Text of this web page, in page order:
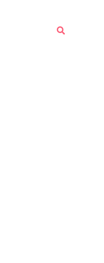
Rechercher